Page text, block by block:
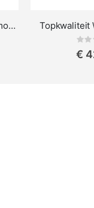
GreenBurry Vintage Portemonnee Flap Topkwaliteit
€